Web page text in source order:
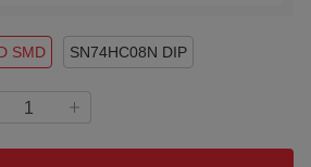
SMD SN74HC08N DIP